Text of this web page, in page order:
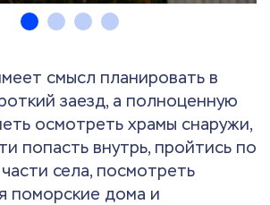
смысл планировать в
заезд, а полноценную
осмотреть храмы снаружи,
попасть внутрь, пройтись по
села, посмотреть
поморские дома и